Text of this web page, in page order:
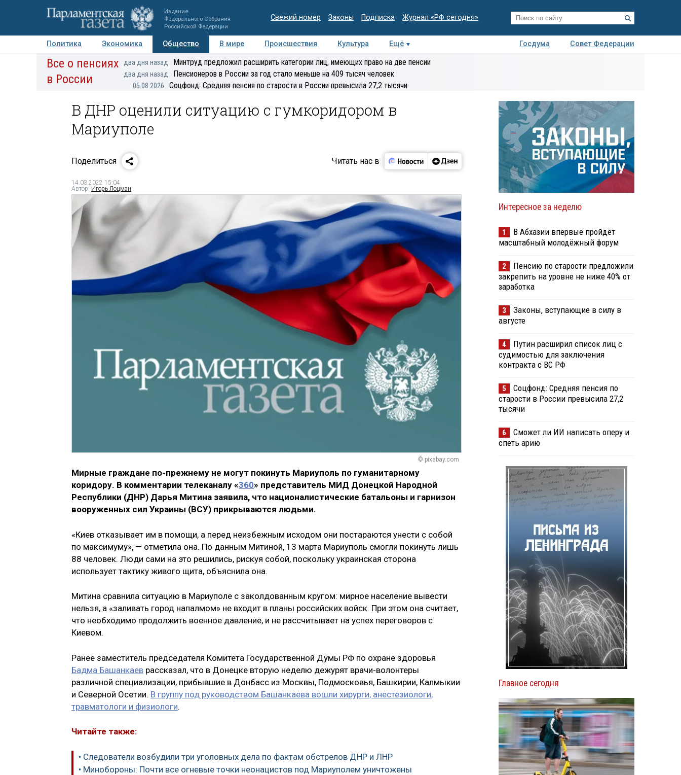
Издание
Федерального Собрания
Российской Федерации
Свежий номер Законы Подписка Журнал «РФ сегодня»
Политика Экономика Общество В мире Происшествия Культура Ещё Госдума
Совет Федерации
Авторы Персоны Мнения Регионы Медиацентр Интервью Колумнисты
Деловая
Все о пенсиях
в России
два дня назад Минтруд предложил расширить категории лиц, имеющих право на две пенсии
два дня назад Пенсионеров в России за год стало меньше на 409 тысяч человек
05.08.2026 Соцфонд: Средняя пенсия по старости в России превысила 27,2 тысячи
В ДНР оценили ситуацию с гумкоридором в
Мариуполе
Поделиться Читать нас в
14.03.2022 15:04
Автор: Игорь Лоцман
© pixabay.com
Мирные граждане по-прежнему не могут покинуть Мариуполь по гуманитарному
коридору. В комментарии телеканалу «360» представитель МИД Донецкой Народной
Республики (ДНР) Дарья Митина заявила, что националистические батальоны и гарнизон
вооруженных сил Украины (ВСУ) прикрываются людьми.
«Киев отказывает им в помощи, а перед неизбежным исходом они постараются унести с собой
по максимуму», — отметила она. По данным Митиной, 13 марта Мариуполь смогли покинуть лишь
88 человек. Люди сами на это решились, рискуя собой, поскольку украинская сторона
использует тактику живого щита, объяснила она.
Митина сравнила ситуацию в Мариуполе с заколдованным кругом: мирное население вывести
нельзя, а «заливать город напалмом» не входит в планы российских войск. При этом она считает,
что необходимо продолжить военное давление, и не рассчитывает на успех переговоров с
Киевом.
Ранее заместитель председателя Комитета Государственной Думы РФ по охране здоровья
Бадма Башанкаев рассказал, что в Донецке вторую неделю дежурят врачи-волонтеры
различной специализации, прибывшие в Донбасс из Москвы, Подмосковья, Башкирии, Калмыкии
и Северной Осетии. В группу под руководством Башанкаева вошли хирурги, анестезиологи,
травматологи и физиологи.
Читайте также:
• Следователи возбудили три уголовных дела по фактам обстрелов ДНР и ЛНР
• Минобороны: Почти все огневые точки неонацистов под Мариуполем уничтожены
Интересное за неделю
1
В Абхазии впервые пройдёт
масштабный молодёжный форум
2
Пенсию по старости предложили
закрепить на уровне не ниже 40% от
заработка
3
Законы, вступающие в силу в
августе
4
Путин расширил список лиц с
судимостью для заключения
контракта с ВС РФ
5
Соцфонд: Средняя пенсия по
старости в России превысила 27,2
тысячи
6
Сможет ли ИИ написать оперу и
спеть арию
Главное сегодня